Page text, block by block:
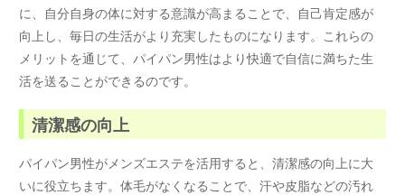
に、自分自身の体に対する意識が高まることで、自己肯定感が
向上し、毎日の生活がより充実したものになります。これらの
メリットを通じて、パイパン男性はより快適で自信に満ちた生
活を送ることができるのです。
清潔感の向上
パイパン男性がメンズエステを活用すると、清潔感の向上に大
いに役立ちます。体毛がなくなることで、汗や皮脂などの汚れ